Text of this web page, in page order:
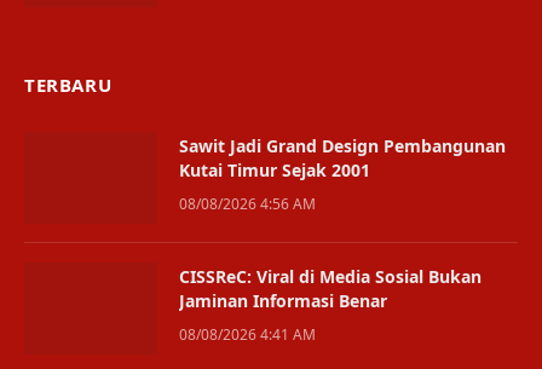
TERBARU
Sawit Jadi Grand Design Pembangunan
Kutai Timur Sejak 2001
08/08/2026 4:56 AM
CISSReC: Viral di Media Sosial Bukan
Jaminan Informasi Benar
08/08/2026 4:41 AM